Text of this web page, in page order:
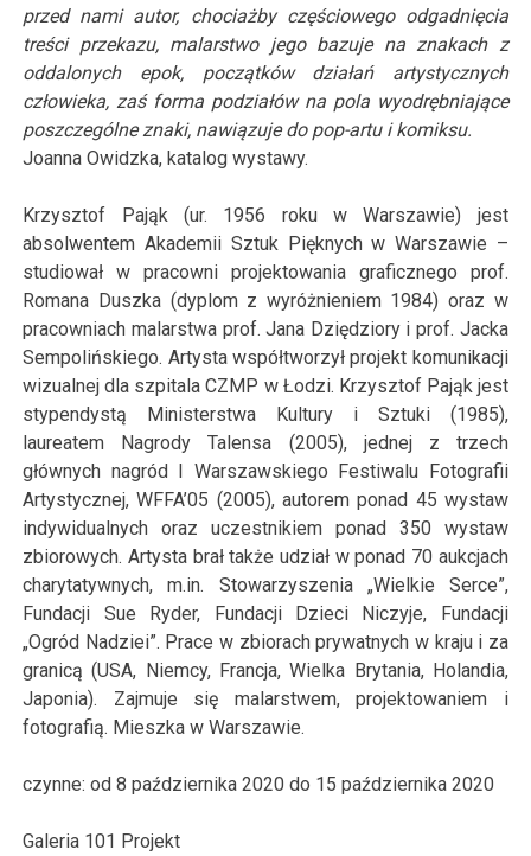
przed nami autor, chociażby częściowego odgadnięcia
treści przekazu, malarstwo jego bazuje na znakach z
oddalonych epok, początków działań artystycznych
człowieka, zaś forma podziałów na pola wyodrębniające
poszczególne znaki, nawiązuje do pop-artu i komiksu.
Joanna Owidzka, katalog wystawy.
Krzysztof Pająk (ur. 1956 roku w Warszawie) jest
absolwentem Akademii Sztuk Pięknych w Warszawie –
studiował w pracowni projektowania graficznego prof.
Romana Duszka (dyplom z wyróżnieniem 1984) oraz w
pracowniach malarstwa prof. Jana Dziędziory i prof. Jacka
Sempolińskiego. Artysta współtworzył projekt komunikacji
wizualnej dla szpitala CZMP w Łodzi. Krzysztof Pająk jest
stypendystą Ministerstwa Kultury i Sztuki (1985),
laureatem Nagrody Talensa (2005), jednej z trzech
głównych nagród I Warszawskiego Festiwalu Fotografii
Artystycznej, WFFA’05 (2005), autorem ponad 45 wystaw
indywidualnych oraz uczestnikiem ponad 350 wystaw
zbiorowych. Artysta brał także udział w ponad 70 aukcjach
charytatywnych, m.in. Stowarzyszenia „Wielkie Serce”,
Fundacji Sue Ryder, Fundacji Dzieci Niczyje, Fundacji
„Ogród Nadziei”. Prace w zbiorach prywatnych w kraju i za
granicą (USA, Niemcy, Francja, Wielka Brytania, Holandia,
Japonia). Zajmuje się malarstwem, projektowaniem i
fotografią. Mieszka w Warszawie.
czynne: od8 października 2020 do 15 października 2020
Galeria 101 Projekt